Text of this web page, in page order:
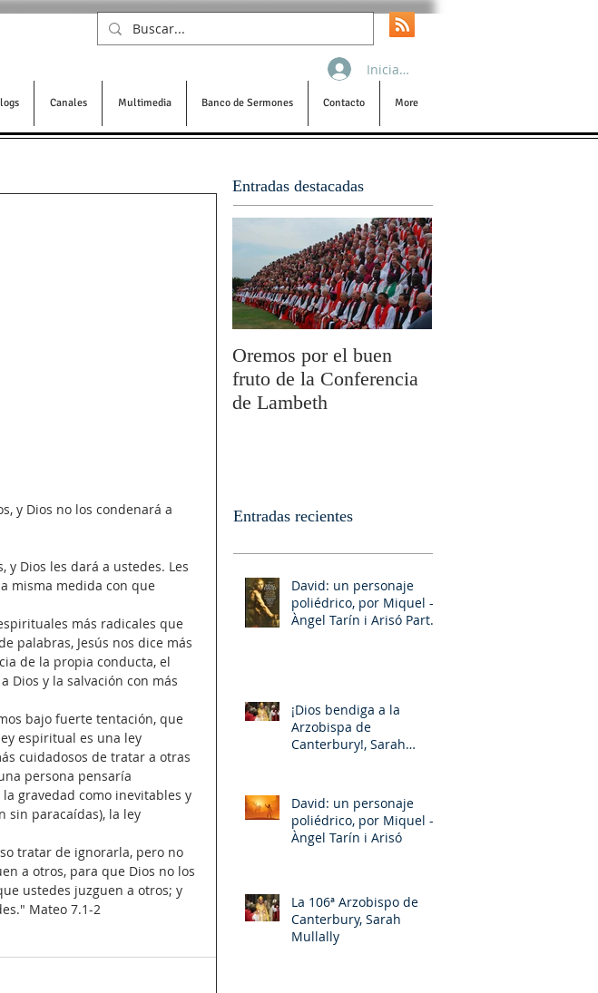
Canales Multimedia Banco de Sermones Contacto More
Iniciar sesión
y Dios no los condenará a
y Dios les dará a ustedes. Les
misma medida con que
más radicales que
palabras, Jesús nos dice más
de la propia conducta, el
Dios y la salvación con más
bajo fuerte tentación, que
espiritual es una ley
cuidadosos de tratar a otras
persona pensaría
gravedad como inevitables y
sin paracaídas), la ley
tratar de ignorarla, pero no
a otros, para que Dios no los
ustedes juzguen a otros; y
Mateo 7.1-2
Entradas destacadas
Oremos por el buen
fruto de la Conferencia
de Lambeth
Entradas recientes
David: un personaje
poliédrico, por Miquel –
Àngel Tarín i Arisó Parte
¡Dios bendiga a la
Arzobispa de
Canterbury!, Sarah
David: un personaje
poliédrico, por Miquel –
Àngel Tarín i Arisó
La 106ª Arzobispo de
Canterbury, Sarah
Mullally